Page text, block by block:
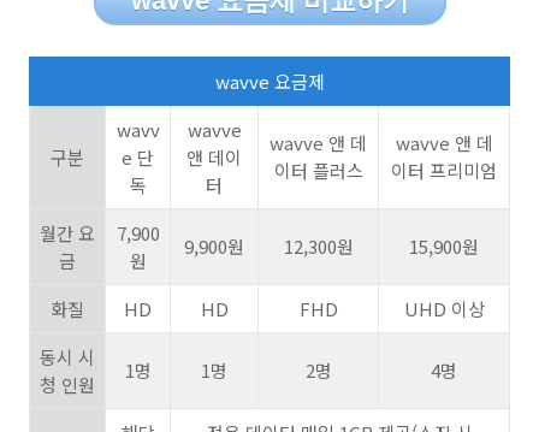
wavve 요금제
구분
wavv
e 단
독
wavve
앤 데이
터
wavve 앤 데
이터 플러스
wavve 앤 데
이터 프리미엄
월간 요
금
7,900
원
9,900원 12,300원 15,900원
화질 HD HD FHD UHD 이상
동시 시
청 인원
1명 1명 2명 4명